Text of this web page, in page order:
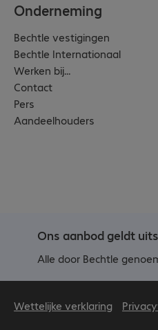
Onderneming
Bechtle vestigingen
Bechtle Internationaal
Werken bij...
Contact
Pers
Aandeelhouders
Ons aanbod geldt
Alle door Bechtle
Wettelijke verklaring